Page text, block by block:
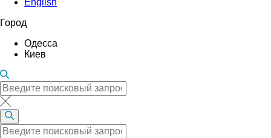
Город
Одесса
Киев